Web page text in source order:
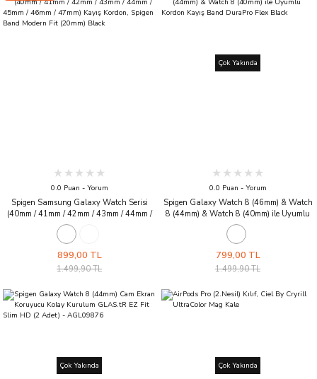
0.0 Puan - Yorum
Spigen Samsung Galaxy Watch Serisi
(40mm / 41mm / 42mm / 43mm / 44mm /
45mm / 46mm / 47mm) Kayış Kordon,
Spigen Band Modern Fit (20mm) Black
899,00 TL
1.499,90 TL
Çok Yakında
0.0 Puan - Yorum
Spigen Galaxy Watch 8 (46mm) & Watch
8 (44mm) & Watch 8 (40mm) ile Uyumlu
Kordon Kayış Band DuraPro Flex Black
799,00 TL
1.499,90 TL
Çok Yakında Çok Yakında